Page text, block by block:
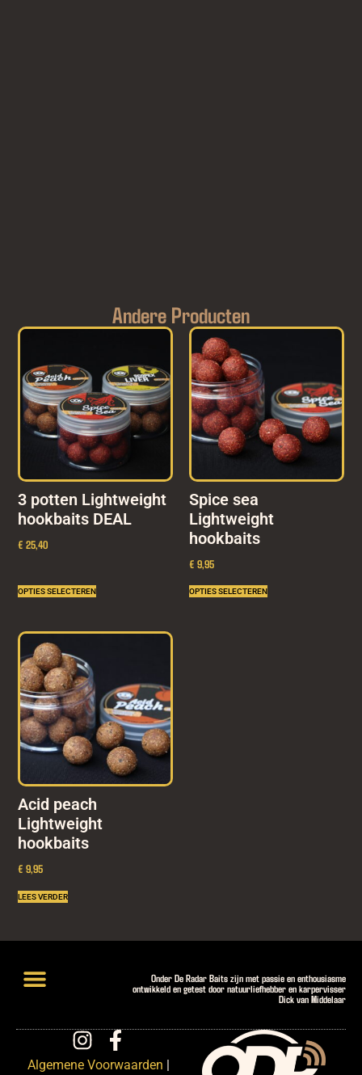
Andere Producten
3 potten Lightweight
hookbaits DEAL
€ 25,40
OPTIES SELECTEREN
Spice sea
Lightweight
hookbaits
€ 9,95
OPTIES SELECTEREN
Acid peach
Lightweight
hookbaits
€ 9,95
LEES VERDER
Onder De Radar Baits zijn met passie en enthousiasme
ontwikkeld en getest door natuurliefhebber en karpervisser
Dick van Middelaar
Algemene Voorwaarden |